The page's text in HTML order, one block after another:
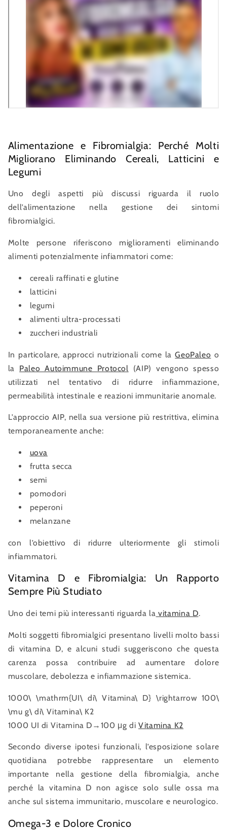
Alimentazione e Fibromialgia: Perché Molti
Migliorano Eliminando Cereali, Latticini e
Legumi
Uno degli aspetti più discussi riguarda il ruolo
dell’alimentazione nella gestione dei sintomi
fibromialgici.
Molte persone riferiscono miglioramenti eliminando
alimenti potenzialmente infiammatori come:
cereali raffinati e glutine
latticini
legumi
alimenti ultra-processati
zuccheri industriali
In particolare, approcci nutrizionali come laGeoPaleo o
la Paleo Autoimmune Protocol (AIP) vengono spesso
utilizzati nel tentativo di ridurre infiammazione,
permeabilità intestinale e reazioni immunitarie anomale.
L’approccio AIP, nella sua versione più restrittiva, elimina
temporaneamente anche:
uova
frutta secca
semi
pomodori
peperoni
melanzane
con l’obiettivo di ridurre ulteriormente gli stimoli
infiammatori.
Vitamina D e Fibromialgia: Un Rapporto
Sempre Più Studiato
Uno dei temi più interessanti riguarda la vitamina D.
Molti soggetti fibromialgici presentano livelli molto bassi
di vitamina D, e alcuni studi suggeriscono che questa
carenza possa contribuire ad aumentare dolore
muscolare, debolezza e infiammazione sistemica.
1000\ \mathrm{UI\ di\ Vitamina\ D} \rightarrow 100\
\mu g\ di\ Vitamina\ K2
1000 UI di Vitamina D → 100 μg di Vitamina K2
Secondo diverse ipotesi funzionali, l’esposizione solare
quotidiana potrebbe rappresentare un elemento
importante nella gestione della fibromialgia, anche
perché la vitamina D non agisce solo sulle ossa ma
anche sul sistema immunitario, muscolare e neurologico.
Omega-3 e Dolore Cronico